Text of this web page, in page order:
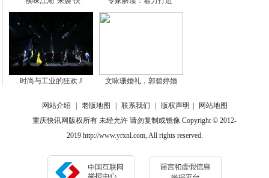
时尚与工业的狂欢 J 文咏珊婚礼，郭碧婷婚
网站介绍 老版地图 联系我们 版权声明
网站地图
重庆快讯网版权所有 未经允许 请勿复制或镜像 Copyright © 2012-
2019 http://www.yrxnl.com, All rights reserved.